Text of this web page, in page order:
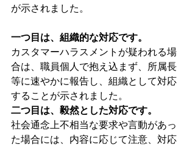
が示されました。
一つ目は、組織的な対応です。
カスタマーハラスメントが疑われる場
合は、職員個人で抱え込まず、所属長
等に速やかに報告し、組織として対応
することが示されました。
二つ目は、毅然とした対応です。
社会通念上不相当な要求や言動があっ
た場合には、内容に応じて注意、対応